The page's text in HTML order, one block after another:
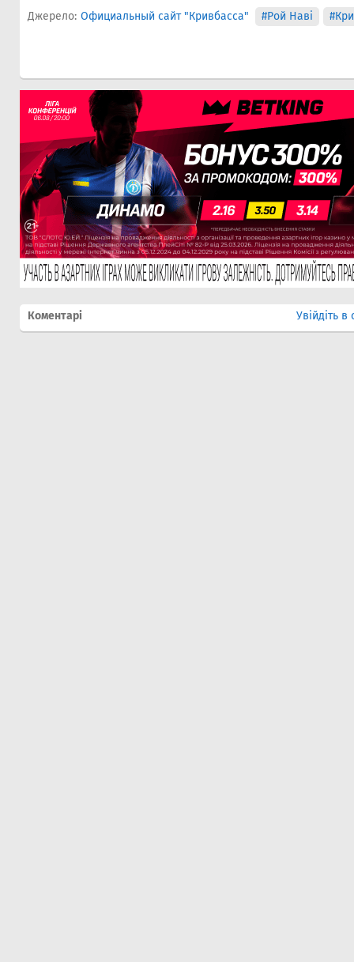
Джерело: Официальный сайт "Кривбасса" #Рой Наві
Коментарі Увійдіть в